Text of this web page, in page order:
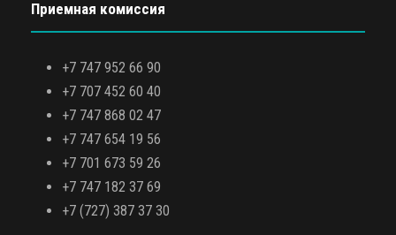
Приемная комиссия
+7 747 952 66 90
+7 707 452 60 40
+7 747 868 02 47
+7 747 654 19 56
+7 701 673 59 26
+7 747 182 37 69
+7 (727) 387 37 30